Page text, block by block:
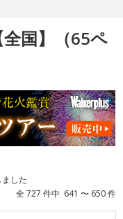
国】（65ペ
した
全 727 件中 641 〜 650 件